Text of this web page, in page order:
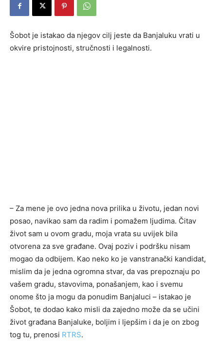
Šobot je istakao da njegov cilj jeste da Banjaluku vrati u
okvire pristojnosti, stručnosti i legalnosti.
– Za mene je ovo jedna nova prilika u životu, jedan novi
posao, navikao sam da radim i pomažem ljudima. Čitav
život sam u ovom gradu, moja vrata su uvijek bila
otvorena za sve građane. Ovaj poziv i podršku nisam
mogao da odbijem. Kao neko ko je vanstranački kandidat,
mislim da je jedna ogromna stvar, da vas prepoznaju po
vašem gradu, stavovima, ponašanjem, kao i svemu
onome što ja mogu da ponudim Banjaluci – istakao je
Šobot, te dodao kako misli da zajedno može da se učini
život građana Banjaluke, boljim i ljepšim i da je on zbog
tog tu, prenosi RTRS.